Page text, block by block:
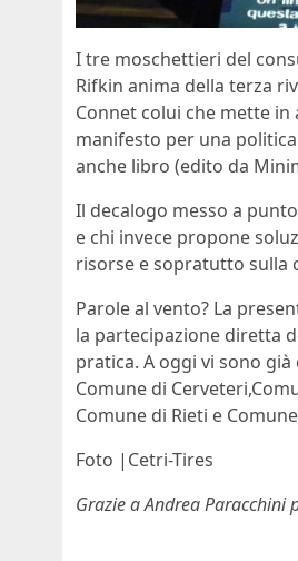
I tre moschettieri del
Rifkin anima della terza
Connet colui che mette
manifesto per una
anche libro (edito da
Il decalogo messo a
e chi invece propone
risorse e sopratutto sulla
Parole al vento? La
la partecipazione diretta
pratica. A oggi vi sono
Comune di
Comune di Rieti e
Foto |Cetri-Tires
Grazie a Andrea Paracchini